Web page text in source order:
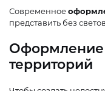
Современное
представить без
Оформление
территорий